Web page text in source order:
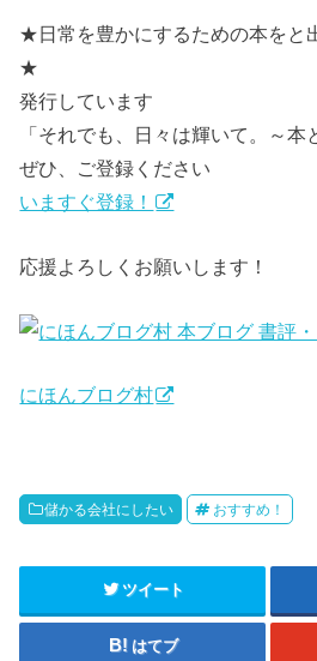
★日常を豊かにするための本をと
★
発行しています
「それでも、日々は輝いて。～本
ぜひ、ご登録ください
いますぐ登録！
応援よろしくお願いします！
にほんブログ村
儲かる会社にしたい おすすめ！
ツイート
はてブ